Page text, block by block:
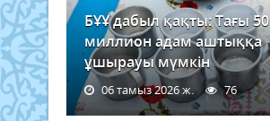
БҰҰ дабыл қақты: Тағы 50
миллион адам аштыққа
ұшырауы мүмкін
06 тамыз 2026 ж. 76